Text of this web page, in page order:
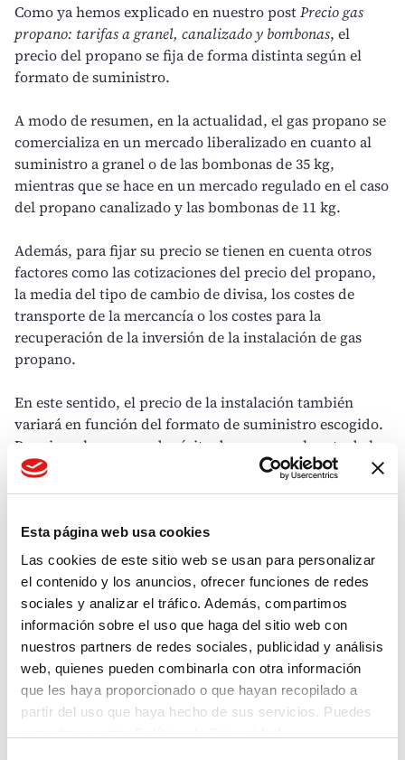
Esta página web usa cookies
Las cookies de este sitio web se usan para personalizar
el contenido y los anuncios, ofrecer funciones de redes
sociales y analizar el tráfico. Además, compartimos
información sobre el uso que haga del sitio web con
nuestros partners de redes sociales, publicidad y análisis
web, quienes pueden combinarla con otra información
que les haya proporcionado o que hayan recopilado a
partir del uso que haya hecho de sus servicios. Puedes
Como ya hemos explicado en nuestro postPrecio gas
propano: tarifas a granel, canalizado y bombonas, el
precio del propano se fija de forma distinta según el
formato de suministro.
A modo de resumen, en la actualidad, el gas propano se
comercializa en un mercado liberalizado en cuanto al
suministro a granel o de las bombonas de 35 kg,
mientras que se hace en un mercado regulado en el caso
del propano canalizado y las bombonas de 11 kg.
Además, para fijar su precio se tienen en cuenta otros
factores como las cotizaciones del precio del propano,
la media del tipo de cambio de divisa, los costes de
transporte de la mercancía o los costes para la
recuperación de la inversión de la instalación de gas
propano.
En este sentido, el precio de la instalación también
variará en función del formato de suministro escogido.
Por ejemplo, con un depósito de propano el coste de la
instalación se sitúa aproximadamente entre 1.500 y
2.500€, mientras que, con bombonas de 35 kg, el coste
estimación de costes ya que estos dependerán de las
características propias de cada instalación.
A pesar de ello, lo que sí está claro es que el gas propano
puede ser tu gran aliado para que tus facturas
energéticas se vean notablemente reducidas.
Compruébalo utilizando nuestra calculadora de ahorro
energético.
Calcular mi ahorro